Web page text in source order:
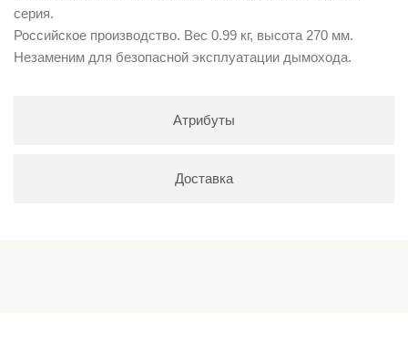
Атрибуты
Доставка
серия.
Российское производство. Вес 0.99 кг, высота 270 мм.
Незаменим для безопасной эксплуатации дымохода.